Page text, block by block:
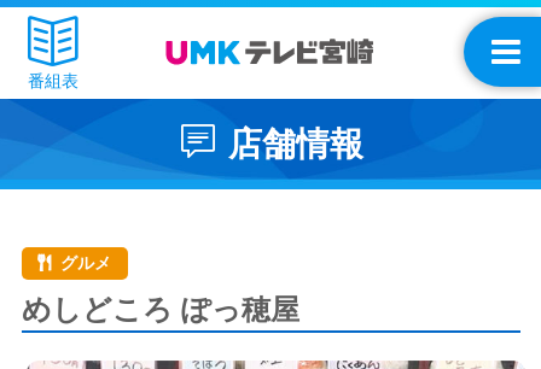
番組表
店舗情報
グルメ
めしどころ ぽっ穂屋